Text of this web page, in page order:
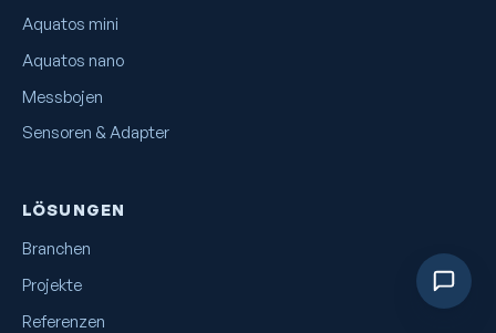
Aquatos mini
Aquatos nano
Messbojen
Sensoren & Adapter
LÖSUNGEN
Branchen
Projekte
Referenzen